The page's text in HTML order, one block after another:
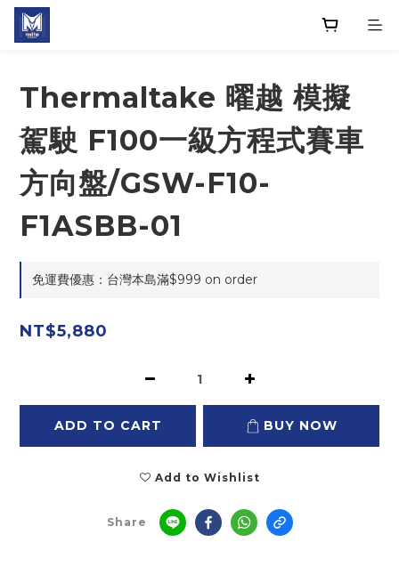
Thermaltake 曜越 模擬
駕駛 F100一級方程式賽車
方向盤/GSW-F10-
F1ASBB-01
免運費優惠：台灣本島滿$999 on order
NT$5,880
ADD TO CART BUY NOW
Add to Wishlist
Share